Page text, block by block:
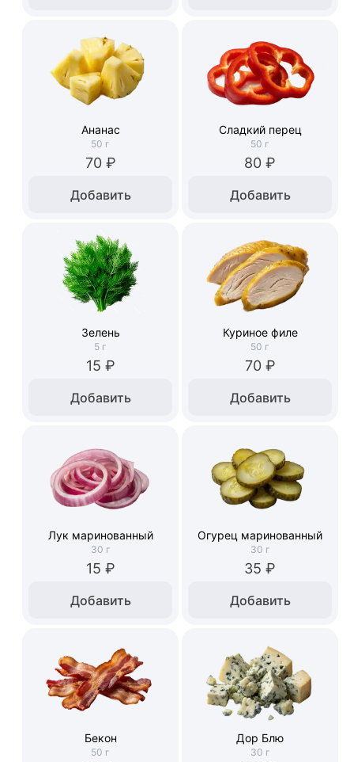
Ананас
50 г
70 ₽
Добавить
Сладкий перец
50 г
80 ₽
Добавить
Зелень
5 г
15 ₽
Добавить
Куриное филе
50 г
70 ₽
Добавить
Лук маринованный
30 г
15 ₽
Добавить
Огурец маринованный
30 г
35 ₽
Добавить
Бекон
50 г
Дор Блю
30 г